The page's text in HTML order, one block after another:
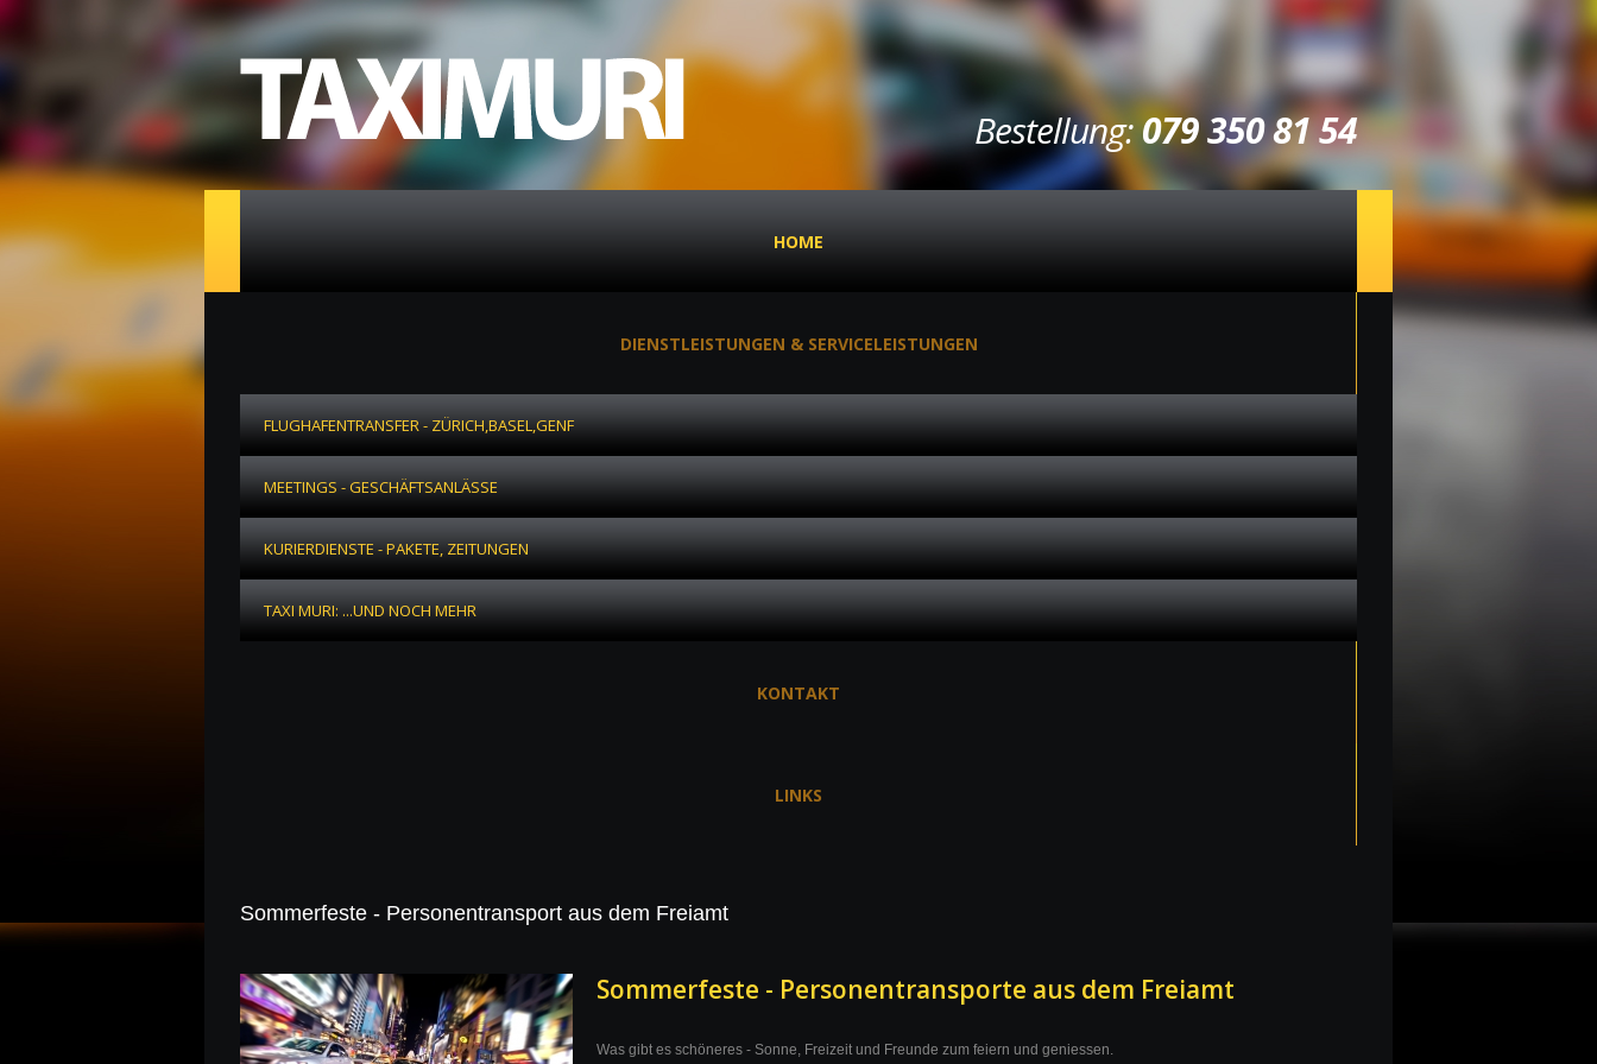
Bestellung:079 350 81 54
HOME
DIENSTLEISTUNGEN & SERVICELEISTUNGEN
FLUGHAFENTRANSFER - ZÜRICH,BASEL,GENF
MEETINGS - GESCHÄFTSANLÄSSE
KURIERDIENSTE - PAKETE, ZEITUNGEN
TAXI MURI: ...UND NOCH MEHR
KONTAKT
LINKS
Sommerfeste - Personentransport aus dem Freiamt
Sommerfeste - Personentransporte aus dem Freiamt
Was gibt es schöneres - Sonne, Freizeit und Freunde zum feiern und geniessen.